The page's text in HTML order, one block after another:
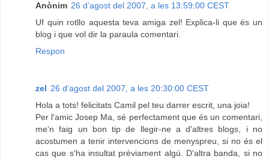
Anònim 26 d’agost del 2007, a les 13:59:00 CEST
Uf quin rotllo aquesta teva amiga zel! Explica-li que és un
blog i que vol dir la paraula comentari.
Respon
zel 26 d’agost del 2007, a les 20:30:00 CEST
Hola a tots! felicitats Camil pel teu darrer escrit, una joia!
Per l'amic Josep Ma, sé perfectament que és un comentari,
me'n faig un bon tip de llegir-ne a d'altres blogs, i no
acostumen a tenir intervencions de menyspreu, si no és el
cas que s'ha insultat prèviament algú. D'altra banda, si no